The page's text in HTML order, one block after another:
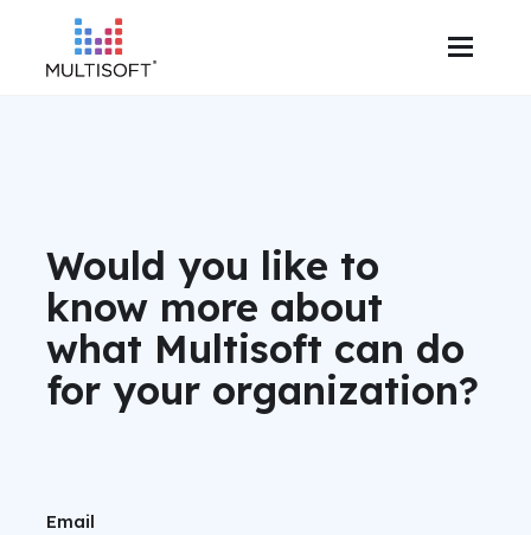
Would you like to
know more about
what Multisoft can do
for your organization?
Email